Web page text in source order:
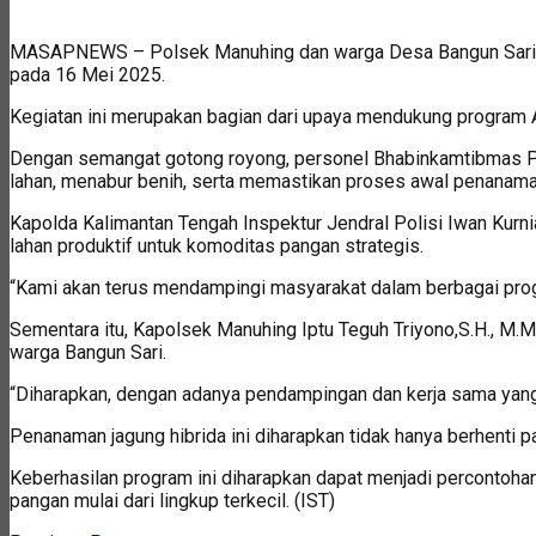
MASAPNEWS – Polsek Manuhing dan warga Desa Bangun
pada 16 Mei 2025.
Kegiatan ini merupakan bagian dari upaya mendukung
Dengan semangat gotong royong, personel Bhabinkamtibmas
lahan, menabur benih, serta memastikan proses awal
Kapolda Kalimantan Tengah Inspektur Jendral Polisi Iwan
lahan produktif untuk komoditas pangan strategis.
“Kami akan terus mendampingi masyarakat dalam berbagai
Sementara itu, Kapolsek Manuhing Iptu Teguh Triyono,S.H.,
warga Bangun Sari.
“Diharapkan, dengan adanya pendampingan dan kerja sama
Penanaman jagung hibrida ini diharapkan tidak hanya berhenti
Keberhasilan program ini diharapkan dapat menjadi
pangan mulai dari lingkup terkecil. (IST)